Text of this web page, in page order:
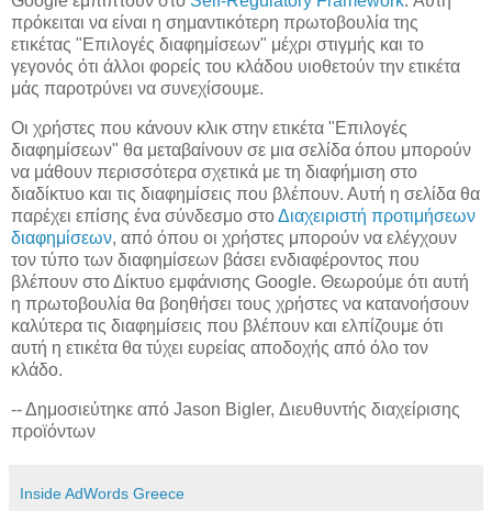
πρόκειται να είναι η σημαντικότερη πρωτοβουλία της
ετικέτας "Επιλογές διαφημίσεων" μέχρι στιγμής και το
γεγονός ότι άλλοι φορείς του κλάδου υιοθετούν την ετικέτα
μάς παροτρύνει να συνεχίσουμε.
Οι χρήστες που κάνουν κλικ στην ετικέτα "Επιλογές
διαφημίσεων" θα μεταβαίνουν σε μια σελίδα όπου μπορούν
να μάθουν περισσότερα σχετικά με τη διαφήμιση στο
διαδίκτυο και τις διαφημίσεις που βλέπουν. Αυτή η σελίδα θα
παρέχει επίσης ένα σύνδεσμο στοΔιαχειριστή προτιμήσεων
διαφημίσεων, από όπου οι χρήστες μπορούν να ελέγχουν
τον τύπο των διαφημίσεων βάσει ενδιαφέροντος που
βλέπουν στο Δίκτυο εμφάνισης Google. Θεωρούμε ότι αυτή
η πρωτοβουλία θα βοηθήσει τους χρήστες να κατανοήσουν
καλύτερα τις διαφημίσεις που βλέπουν και ελπίζουμε ότι
αυτή η ετικέτα θα τύχει ευρείας αποδοχής από όλο τον
κλάδο.
-- Δημοσιεύτηκε από Jason Bigler, Διευθυντής διαχείρισης
προϊόντων
Inside AdWords Greece